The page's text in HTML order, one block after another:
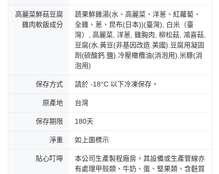
高麗菜鮮菇豆腐
雞肉軟飯成分
蔬果鮮雞湯(水、高麗菜、洋蔥、紅蘿蔔、
全雞、蔥、昆布(日本))(臺灣), 白米（臺
灣）, 高麗菜, 洋蔥, 雞胸肉, 柳松菇, 鴻喜菇,
豆腐(水.黃豆(非基因改造.美國).豆腐用凝固
劑(硫酸鈣.鹽).冷壓橄欖油(消泡用).米糠(消
泡用)
保存方式 請於 -18°C 以下冷凍保存。
原產地 台灣
保存期限 180天
淨重 如上圖標示
貼心叮嚀
本公司生產製程廠房，其設備或生產管線亦
有處理甲殼類、牛奶、蛋、堅果類、含麩質